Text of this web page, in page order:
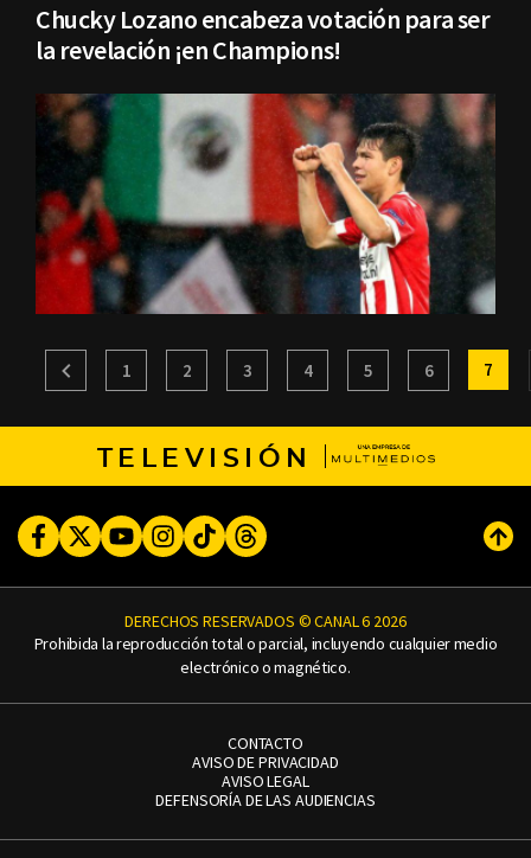
Chucky Lozano encabeza votación para ser
la revelación ¡en Champions!
1 2 3 4 5 6 7
TELEVISIÓN
FacebookTwitterYoutubeInstagram
TikTokThreads
DERECHOS RESERVADOS © CANAL 6 2026
Prohibida la reproducción total o parcial, incluyendo cualquier medio
electrónico o magnético.
CONTACTO
AVISO DE PRIVACIDAD
AVISO LEGAL
DEFENSORÍA DE LAS AUDIENCIAS